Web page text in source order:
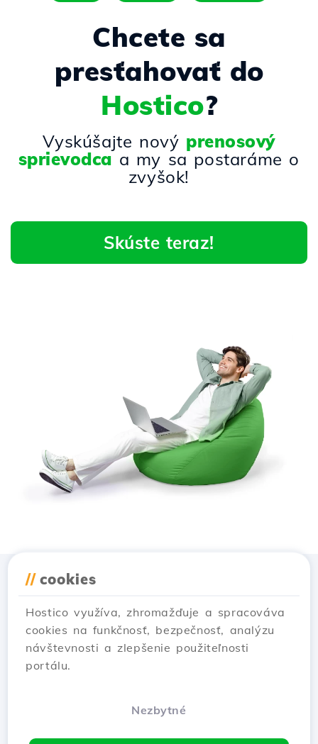
Chcete sa
presťahovať do
Hostico?
Vyskúšajte nový prenosový
sprievodca a my sa postaráme o
zvyšok!
Skúste teraz!
// cookies
Hostico využíva, zhromažďuje a spracováva
cookies na funkčnosť, bezpečnosť, analýzu
návštevnosti a zlepšenie použiteľnosti
portálu.
Nezbytné
Stiahnuť aplikáciu